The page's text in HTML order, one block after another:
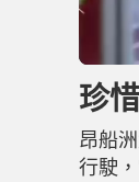
珍
昂船
行駛